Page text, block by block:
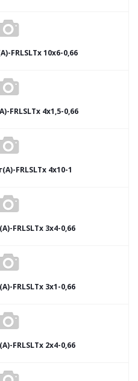
FRLSLTx 10х6-0,66
FRLSLTx 4х1,5-0,66
FRLSLTx 4х10-1
FRLSLTx 3х4-0,66
FRLSLTx 3х1-0,66
FRLSLTx 2х4-0,66